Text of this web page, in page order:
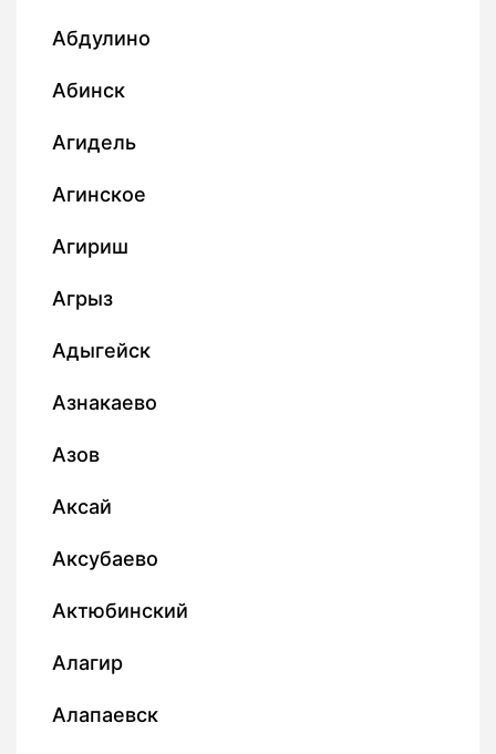
Абдулино
Абинск
Агидель
Агинское
Агириш
Агрыз
Адыгейск
Азнакаево
Азов
Аксай
Аксубаево
Актюбинский
Алагир
Алапаевск